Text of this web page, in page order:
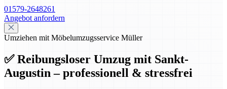
01579-2648261
Angebot anfordern
Umziehen mit Möbelumzugsservice Müller
✅ Reibungsloser Umzug mit Sankt-
Augustin – professionell & stressfrei